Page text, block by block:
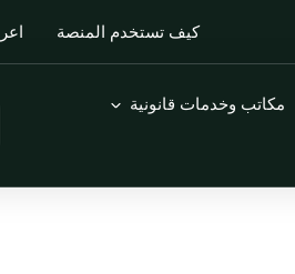
كيف تستخدم المنصة
مكاتب وخدمات قانونية Open مكاتب وخدمات قانونية